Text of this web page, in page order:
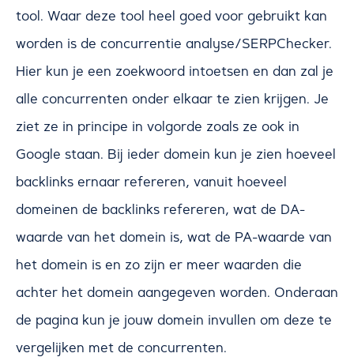
tool. Waar deze tool heel goed voor gebruikt kan
worden is de concurrentie analyse/SERPChecker.
Hier kun je een zoekwoord intoetsen en dan zal je
alle concurrenten onder elkaar te zien krijgen. Je
ziet ze in principe in volgorde zoals ze ook in
Google staan. Bij ieder domein kun je zien hoeveel
backlinks ernaar refereren, vanuit hoeveel
domeinen de backlinks refereren, wat de DA-
waarde van het domein is, wat de PA-waarde van
het domein is en zo zijn er meer waarden die
achter het domein aangegeven worden. Onderaan
de pagina kun je jouw domein invullen om deze te
vergelijken met de concurrenten.